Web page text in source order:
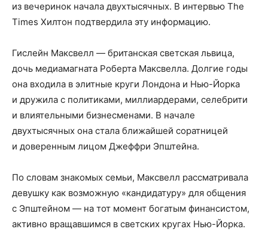
из вечеринок начала двухтысячных. В интервью The
Times Хилтон подтвердила эту информацию.
Гислейн Максвелл — британская светская львица,
дочь медиамагната Роберта Максвелла. Долгие годы
она входила в элитные круги Лондона и Нью-Йорка
и дружила с политиками, миллиардерами, селебрити
и влиятельными бизнесменами. В начале
двухтысячных она стала ближайшей соратницей
и доверенным лицом Джеффри Эпштейна.
По словам знакомых семьи, Максвелл рассматривала
девушку как возможную «кандидатуру» для общения
с Эпштейном — на тот момент богатым финансистом,
активно вращавшимся в светских кругах Нью-Йорка.